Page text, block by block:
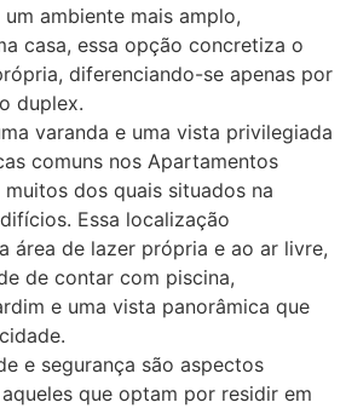
ambiente mais amplo,
casa, essa opção concretiza o
diferenciando-se apenas por
duplex.
varanda e uma vista privilegiada
comuns nos Apartamentos
muitos dos quais situados na
Essa localização
área de lazer própria e ao ar livre,
de contar com piscina,
e uma vista panorâmica que
e segurança são aspectos
que optam por residir em